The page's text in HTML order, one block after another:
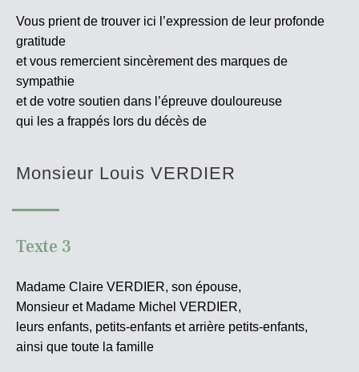
Vous prient de trouver ici l’expression de leur profonde
gratitude
et vous remercient sincèrement des marques de
sympathie
et de votre soutien dans l’épreuve douloureuse
qui les a frappés lors du décès de
Monsieur Louis VERDIER
Texte 3
Madame Claire VERDIER, son épouse,
Monsieur et Madame Michel VERDIER,
leurs enfants, petits-enfants et arrière petits-enfants,
ainsi que toute la famille